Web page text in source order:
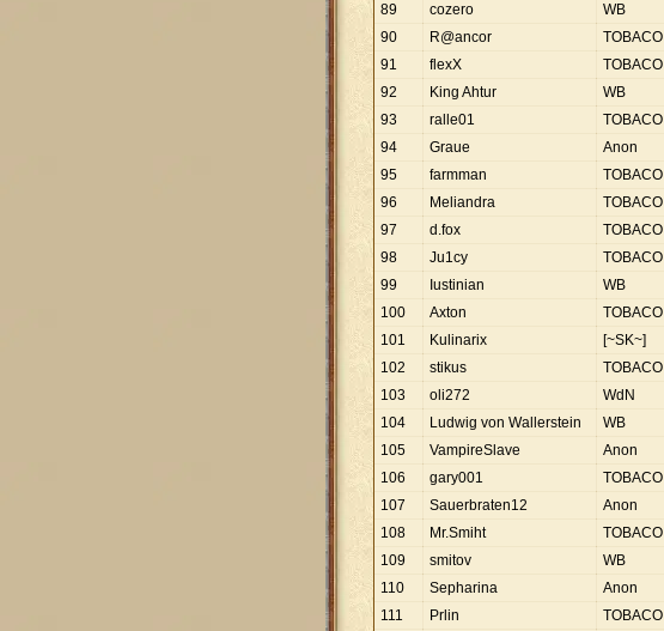
89
cozero WB
90
R@ancor TOBACO
91
flexX TOBACO
92
King Ahtur WB
93
ralle01 TOBACO
94
Graue Anon
95
farmman TOBACO
96
Meliandra TOBACO
97
d.fox TOBACO
98
Ju1cy TOBACO
99
Iustinian WB
100
Axton TOBACO
101
Kulinarix [~SK~]
102
stikus TOBACO
103
oli272 WdN
104
Ludwig von Wallerstein WB
105
VampireSlave Anon
106
gary001 TOBACO
107
Sauerbraten12 Anon
108
Mr.Smiht TOBACO
109
smitov WB
110
Sepharina Anon
111
Prlin TOBACO